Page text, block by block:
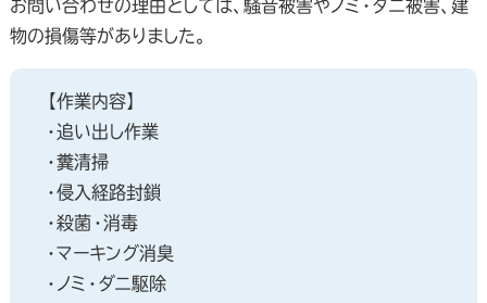
お問い合わせの理由としては、騒音被害やノミ・ダニ被害、建
物の損傷等がありました。
【作業内容】
・追い出し作業
・糞清掃
・侵入経路封鎖
・殺菌・消毒
・マーキング消臭
・ノミ・ダニ駆除